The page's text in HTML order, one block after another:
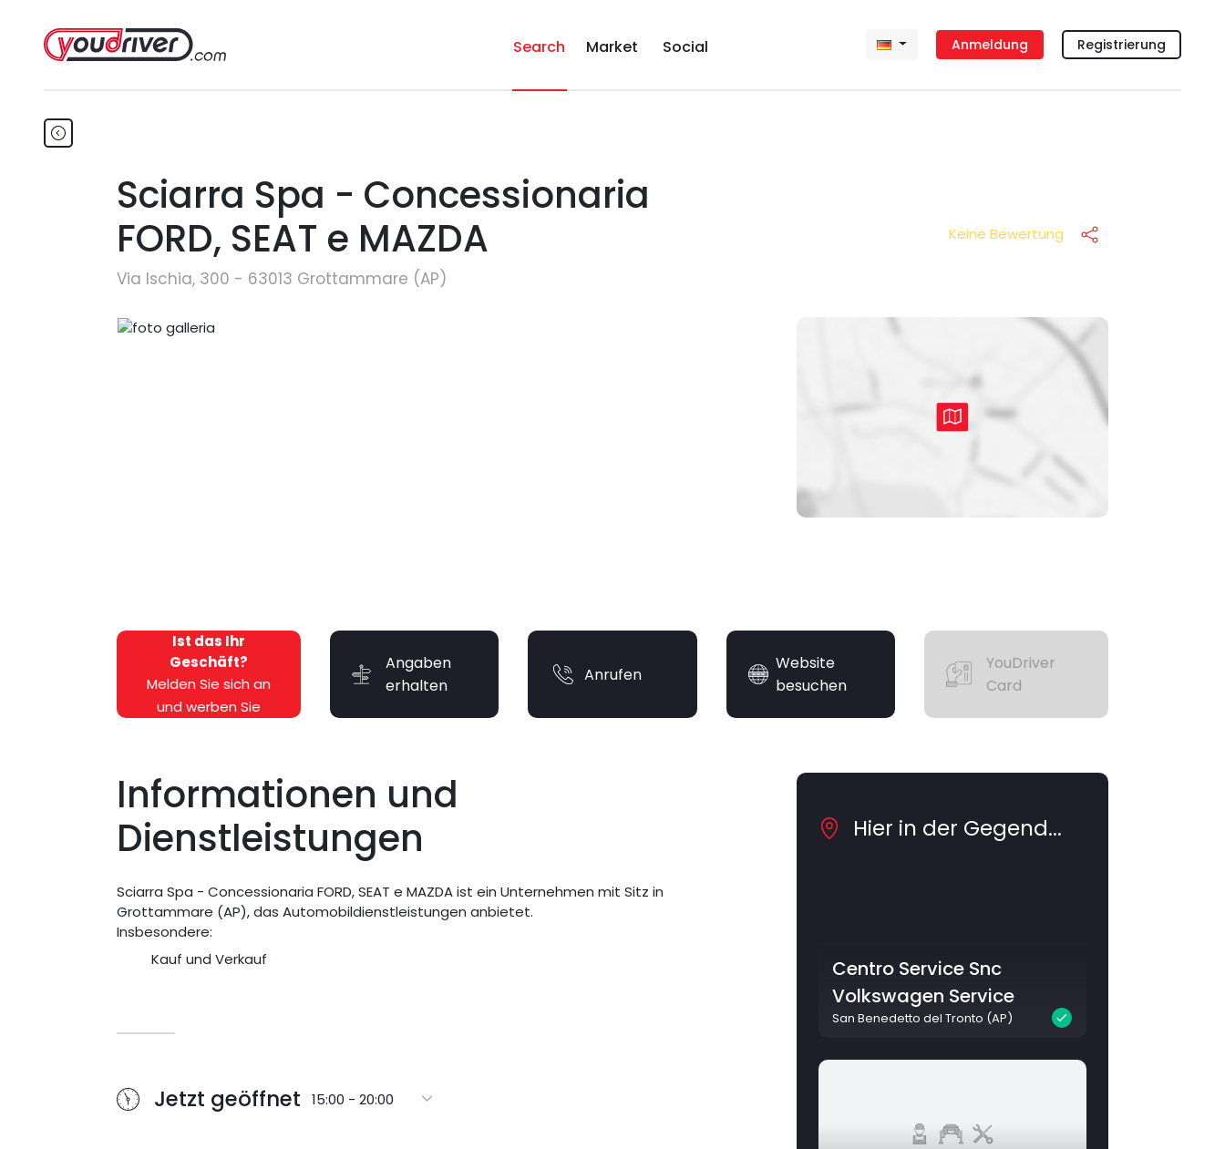
Search Market Social Anmeldung Registrierung
Sciarra Spa - Concessionaria
FORD, SEAT e MAZDA
Via Ischia, 300 - 63013 Grottammare (AP)
Keine Bewertung
Ist das Ihr
Geschäft?
Melden Sie sich an
und werben Sie
Angaben
erhalten
Anrufen
Website
besuchen
YouDriver
Card
Informationen und
Dienstleistungen
Sciarra Spa - Concessionaria FORD, SEAT e MAZDA ist ein Unternehmen mit Sitz in
Grottammare (AP), das Automobildienstleistungen anbietet.
Insbesondere:
Kauf und Verkauf
Jetzt geöffnet 15:00 - 20:00
Hier in der Gegend...
Centro Service Snc
Volkswagen Service
San Benedetto del Tronto (AP)